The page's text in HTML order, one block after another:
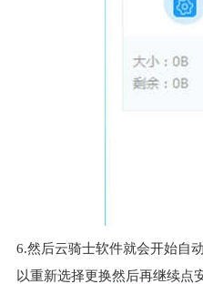
6.然后云骑士软件就会开始自
以重新选择更换然后再继续点